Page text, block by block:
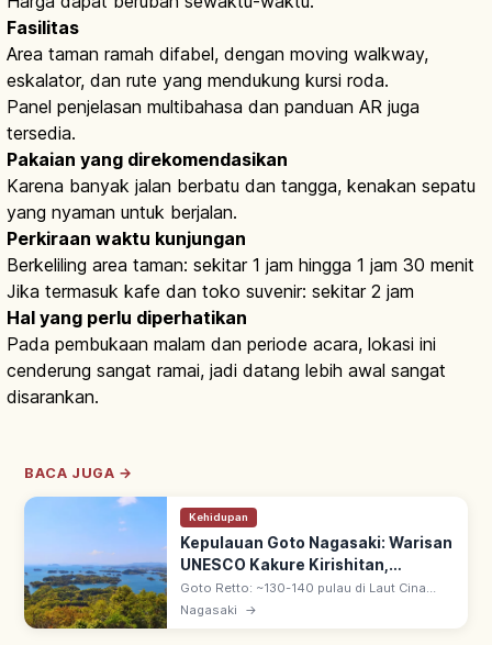
Fasilitas
Area taman ramah difabel, dengan moving walkway,
eskalator, dan rute yang mendukung kursi roda.
Panel penjelasan multibahasa dan panduan AR juga
tersedia.
Pakaian yang direkomendasikan
Karena banyak jalan berbatu dan tangga, kenakan sepatu
yang nyaman untuk berjalan.
Perkiraan waktu kunjungan
Berkeliling area taman: sekitar 1 jam hingga 1 jam 30 menit
Jika termasuk kafe dan toko suvenir: sekitar 2 jam
Hal yang perlu diperhatikan
Pada pembukaan malam dan periode acara, lokasi ini
cenderung sangat ramai, jadi datang lebih awal sangat
disarankan.
BACA JUGA →
Kehidupan
Kepulauan Goto Nagasaki: Warisan
UNESCO Kakure Kirishitan,
Pemandangan & Akses
Goto Retto: ~130-140 pulau di Laut Cina
Timur, off Nagasaki. Pulau utama Fukue,
Naka-dori, Hisaka, Naru & Wakamatsu.
Nagasaki →